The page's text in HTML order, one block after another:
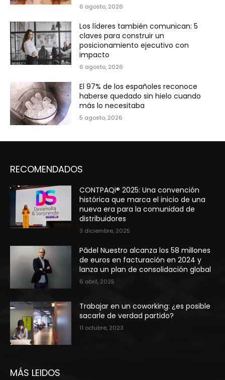
6 agosto, 2026
Los líderes también comunican: 5
claves para construir un
posicionamiento ejecutivo con
impacto
6 agosto, 2026
El 97% de los españoles reconoce
haberse quedado sin hielo cuando
más lo necesitaba
5 agosto, 2026
RECOMENDADOS
CONTPAQi® 2025: Una convención
histórica que marca el inicio de una
nueva era para la comunidad de
distribuidores
3 diciembre, 2025
Pādel Nuestro alcanza los 58 millones
de euros en facturación en 2024 y
lanza un plan de consolidación global
6 abril, 2025
Trabajar en un coworking: ¿es posible
sacarle de verdad partido?
11 octubre, 2023
MÁS LEIDOS